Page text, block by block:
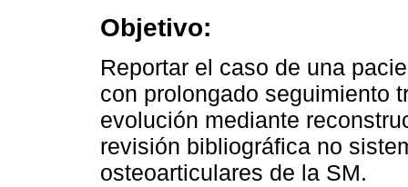
Objetivo:
Reportar el caso de una
con prolongado seguimiento
evolución mediante
revisión bibliográfica no
osteoarticulares de la SM.